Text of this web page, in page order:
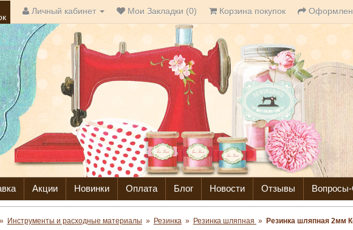
Личный кабинет Мои Закладки (0) Корзина покупок
Акции Новинки Оплата Блог Новости Отзывы
» Инструменты и расходные материалы » Резинка » Резинка шляпная » Резинка шляпная 2мм